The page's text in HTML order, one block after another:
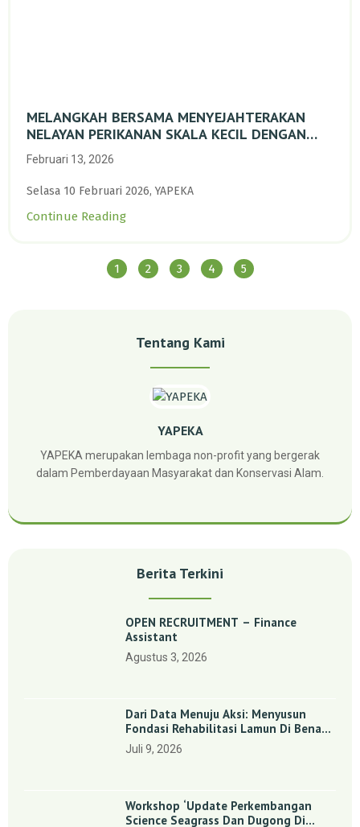
MELANGKAH BERSAMA MENYEJAHTERAKAN
NELAYAN PERIKANAN SKALA KECIL DENGAN
TRANSISI BERKELANJUTAN BERBASIS ALAM
Februari 13, 2026
Selasa 10 Februari 2026, YAPEKA
Continue Reading
1 2 3 4 5
Tentang Kami
YAPEKA
YAPEKA merupakan lembaga non-profit yang bergerak
dalam Pemberdayaan Masyarakat dan Konservasi Alam.
Berita Terkini
OPEN RECRUITMENT – Finance
Assistant
Agustus 3, 2026
Dari Data Menuju Aksi: Menyusun
Fondasi Rehabilitasi Lamun Di Benan
Dan Sebong Lagoi, Kepulauan Riau
Juli 9, 2026
Workshop ‘Update Perkembangan
Science Seagrass Dan Dugong Di